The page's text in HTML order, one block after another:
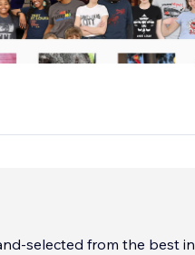
selected from the best in